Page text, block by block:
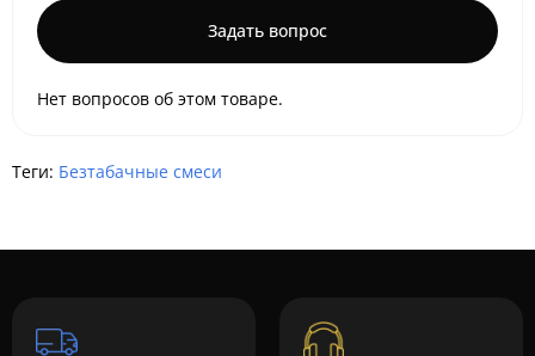
Задать вопрос
Нет вопросов об этом товаре.
Теги: Безтабачные смеси